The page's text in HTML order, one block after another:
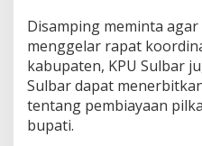
Disamping meminta
menggelar rapat
kabupaten, KPU Sulbar
Sulbar dapat
tentang pembiayaan
bupati.